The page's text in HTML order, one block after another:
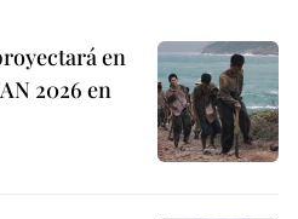
en
2026 en